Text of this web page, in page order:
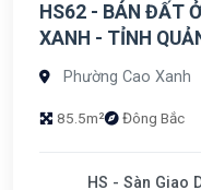
HS62 - BÁN ĐẤT
XANH - TỈNH
Phường Cao Xanh
85.5m² Đông Bắc
HS - Sàn Giao